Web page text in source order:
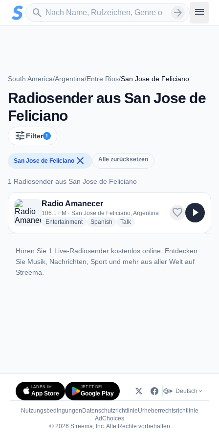
Zum Hauptinhalt springen
search
Sender suchen arrow_forward menu
South America/Argentina/Entre Rios/San Jose de Feliciano
Radiosender aus San Jose de
Feliciano
tune Filter 1
San Jose de Feliciano close Alle zurücksetzen
1 Radiosender aus San Jose de Feliciano
1 Radiosender aus San Jose de Feliciano
Radio Amanecer
106.1 FM · San Jose de Feliciano, Argentina
Entertainmentradio stations
Spanish radio stations
Talkradio stations
favorite play_arrow
Hören Sie 1 Live-Radiosender kostenlos online. Entdecken
Sie Musik, Nachrichten, Sport und mehr aus aller Welt auf
Streema.
LADEN IM
App Store
JETZT BEI
Google Play Deutsch
Nutzungsbedingungen DatenschutzrichtlinieUrheberrechtsrichtlinie
AdChoices(öffnet in neuem Tab)
© 2026 Streema, Inc. Alle Rechte vorbehalten